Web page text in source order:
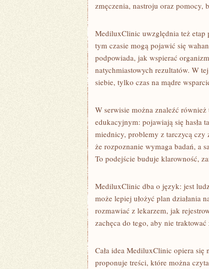
zmęczenia, nastroju oraz pomocy,
MediluxClinic uwzględnia też etap
tym czasie mogą pojawić się
podpowiada, jak wspierać
natychmiastowych rezultatów. W
siebie, tylko czas na mądre
W serwisie można znaleźć
edukacyjnym: pojawiają się hasła
miednicy, problemy z tarczycą czy
że rozpoznanie wymaga badań, a
To podejście buduje klarowność,
MediluxClinic dba o język: jest
może lepiej ułożyć plan działania
rozmawiać z lekarzem, jak
zachęca do tego, aby nie
Cała idea MediluxClinic opiera
proponuje treści, które można